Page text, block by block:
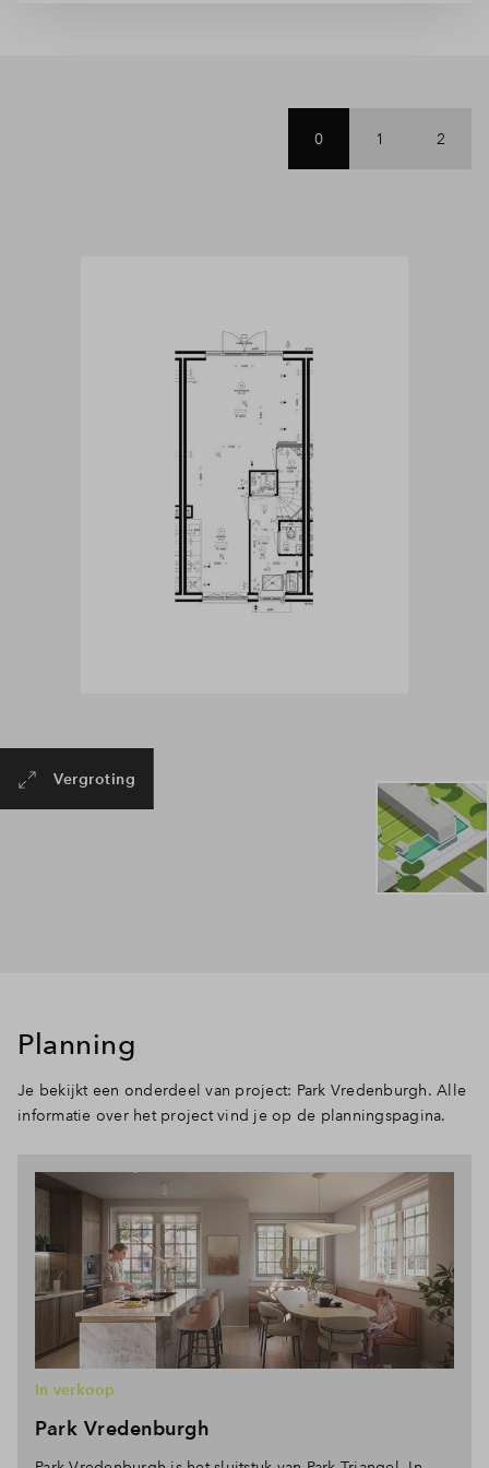
0 1 2
Vergroting
Planning
Je bekijkt een onderdeel van project: Park Vredenburgh. Alle
informatie over het project vind je op de planningspagina.
Park Vredenburgh
In verkoop